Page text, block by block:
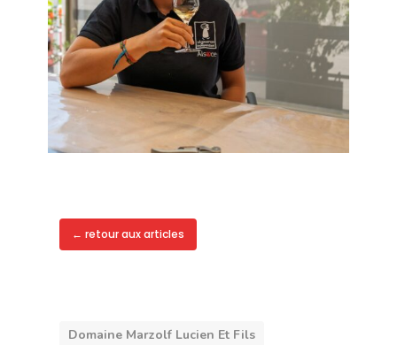
← retour aux articles
Domaine Marzolf Lucien Et Fils